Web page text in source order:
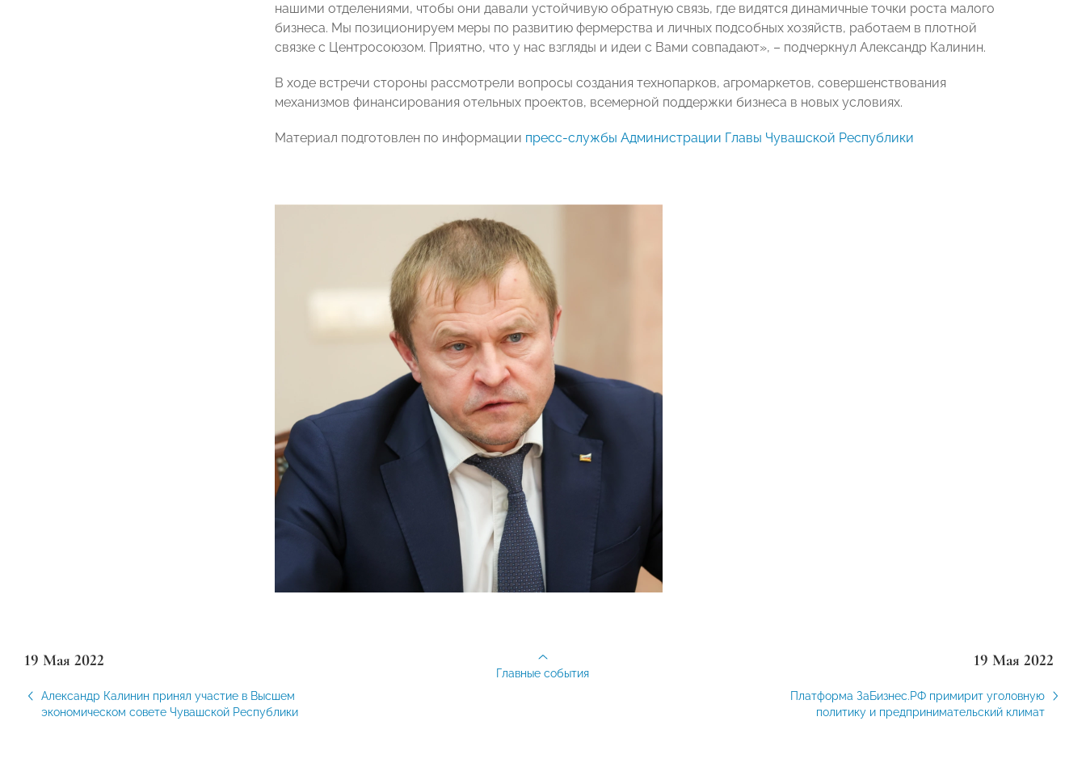
нашими отделениями, чтобы они давали устойчивую обратную связь, где видятся динамичные точки роста малого
бизнеса. Мы позиционируем меры по развитию фермерства и личных подсобных хозяйств, работаем в плотной
связке с Центросоюзом. Приятно, что у нас взгляды и идеи с Вами совпадают», – подчеркнул Александр Калинин.
В ходе встречи стороны рассмотрели вопросы создания технопарков, агромаркетов, совершенствования
механизмов финансирования отельных проектов, всемерной поддержки бизнеса в новых условиях.
Материал подготовлен по информации пресс-службы Администрации Главы Чувашской Республики
19 Мая 2022
Александр Калинин принял участие в Высшем
экономическом совете Чувашской Республики
19 Мая 2022
Платформа ЗаБизнес.РФ примирит уголовную
политику и предпринимательский климат
Главные события